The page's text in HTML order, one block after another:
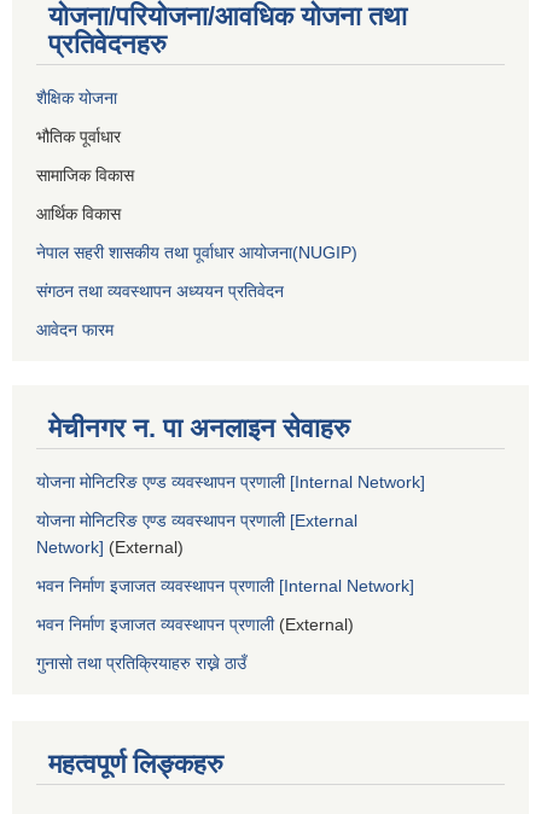
योजना/परियोजना/आवधिक योजना तथा
प्रतिवेदनहरु
शैक्षिक योजना
भौतिक पूर्वाधार
सामाजिक विकास
आर्थिक विकास
नेपाल सहरी शासकीय तथा पूर्वाधार आयोजना(NUGIP)
संगठन तथा व्यवस्थापन अध्ययन प्रतिवेदन
आवेदन फारम
मेचीनगर न. पा अनलाइन सेवाहरु
योजना मोनिटरिङ एण्ड व्यवस्थापन प्रणाली [Internal Network]
योजना मोनिटरिङ एण्ड व्यवस्थापन प्रणाली [External
Network] (External)
भवन निर्माण इजाजत व्यवस्थापन प्रणाली [Internal Network]
भवन निर्माण इजाजत व्यवस्थापन प्रणाली(External)
गुनासो तथा प्रतिक्रियाहरु राख्ने ठाउँ
महत्वपूर्ण लिङ्कहरु